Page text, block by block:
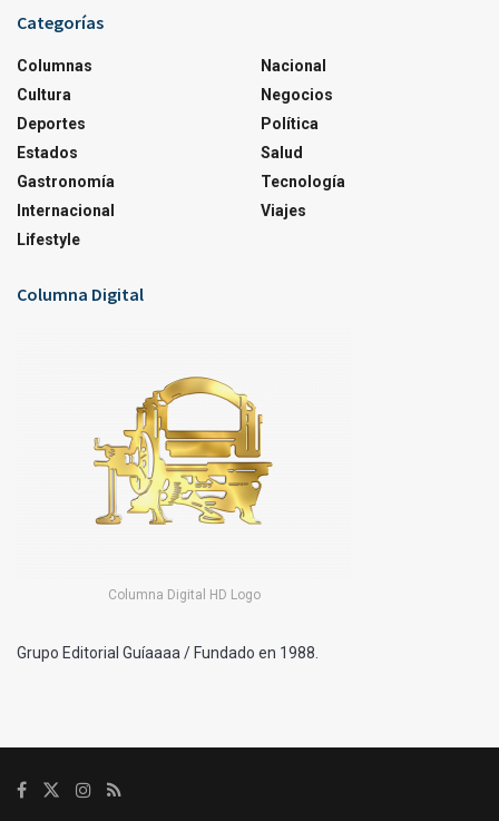
Categorías
Columnas
Cultura
Deportes
Estados
Gastronomía
Internacional
Lifestyle
Nacional
Negocios
Política
Salud
Tecnología
Viajes
Columna Digital
Columna Digital HD Logo
Grupo Editorial Guíaaaa / Fundado en 1988.